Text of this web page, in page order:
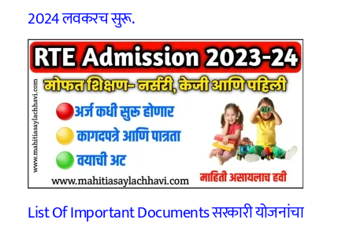
2024 लवकरच सुरू.
List Of Important Documents सरकारी योजनांचा